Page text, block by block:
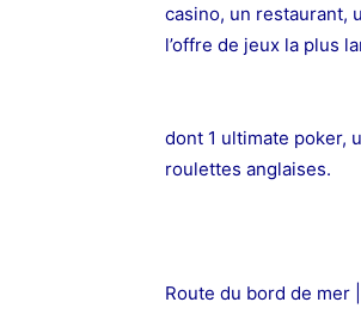
casino, un restaurant,
l’offre de jeux la plus
dont 1 ultimate poker,
roulettes anglaises.
Route du bord de mer